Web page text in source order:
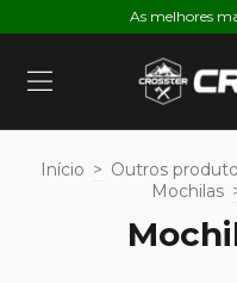
As melhores
Início > Outros
Mochilas